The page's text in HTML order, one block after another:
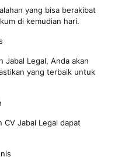
yang bisa berakibat
di kemudian hari.
Jabal Legal, Anda akan
yang terbaik untuk
Jabal Legal dapat